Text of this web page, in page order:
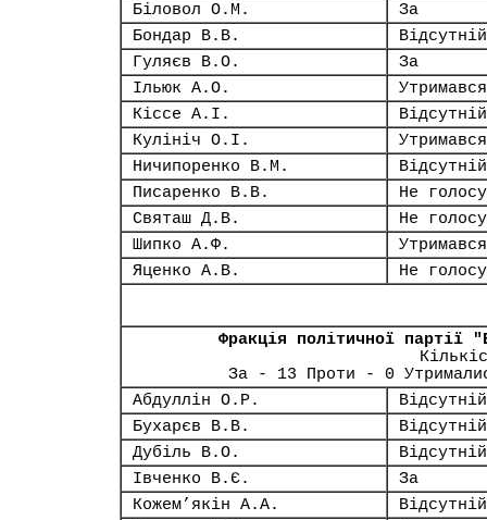
Біловол О.М.
За
Бондар В.В.
Відсутній
Гуляєв В.О.
За
Ільюк А.О.
Утримався
Кіссе А.І.
Відсутній
Кулініч О.І.
Утримався
Ничипоренко В.М.
Відсутній
Писаренко В.В.
Не
Святаш Д.В.
Не
Шипко А.Ф.
Утримався
Яценко А.В.
Не
Фракція політичної партії
За - 13 Проти - 0
Абдуллін О.Р.
Відсутній
Бухарєв В.В.
Відсутній
Дубіль В.О.
Відсутній
Івченко В.Є.
За
Кожем’якін А.А.
Відсутній